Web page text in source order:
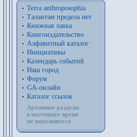
Terra anthroposophia
Талантам предела нет
Книжная лавка
Книгоиздательство
Алфавитный каталог
Инициативы
Календарь событий
Наш город
Форум
GA-онлайн
Каталог ссылок
Архивные разделы
в настоящее время
не наполняются